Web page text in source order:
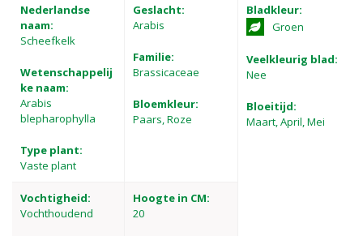
Nederlandse
naam:
Scheefkelk
Wetenschappelij
ke naam:
Arabis
blepharophylla
Type plant:
Vaste plant
Geslacht:
Arabis
Familie:
Brassicaceae
Bloemkleur:
Paars, Roze
Bladkleur:
Groen
Veelkleurig blad:
Nee
Bloeitijd:
Maart, April, Mei
Vochtigheid:
Vochthoudend
Hoogte in CM:
20